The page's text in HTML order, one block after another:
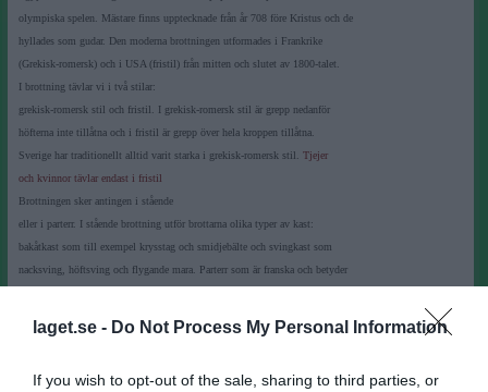
laget.se - Do Not Process My Personal Information
If you wish to opt-out of the sale, sharing to third parties, or
olympiska spelen. Mästare finns upptecknade från år 708 före Kristus och de
hyllades som gudar. Den moderna brottningen utformades i Frankrike
(Grekisk-romersk) och i USA (fristil) från mitten och slutet av 1800-talet.
I brottning tävlar vi i två stilar:
grekisk-romersk stil och fristil. I grekisk-romersk stil är grepp nedanför
höfterna inte tillåtna och i fristil är grepp över hela kroppen tillåtna.
Sverige har traditionellt alltid varit starka i grekisk-romersk stil.
Tjejer
och kvinnor tävlar endast i fristil
Brottningen sker antingen i stående
eller i parterr. I stående brottning utför brottarna olika typer av kast:
bakåtkast som till exempel krysstag och smidjebälte och svingkast som
nacksving, höftsving och flygande mara. Parterr som är franska och betyder
en brottare får ned den andra genom ett kast. I parterr genomförs bland annat
första parterrgrepp som brottarna lär sig.